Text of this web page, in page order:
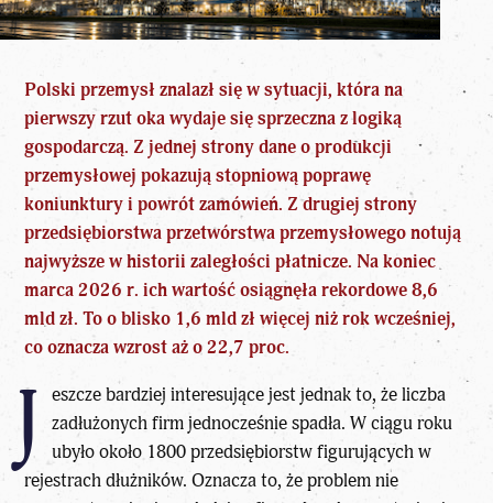
Polski przemysł znalazł się w sytuacji, która na
pierwszy rzut oka wydaje się sprzeczna z logiką
gospodarczą. Z jednej strony dane o produkcji
przemysłowej pokazują stopniową poprawę
koniunktury i powrót zamówień. Z drugiej strony
przedsiębiorstwa przetwórstwa przemysłowego notują
najwyższe w historii zaległości płatnicze. Na koniec
marca 2026 r. ich wartość osiągnęła rekordowe 8,6
mld zł. To o blisko 1,6 mld zł więcej niż rok wcześniej,
co oznacza wzrost aż o 22,7 proc.
J
eszcze bardziej interesujące jest jednak to, że liczba
zadłużonych firm jednocześnie spadła. W ciągu roku
ubyło około 1800 przedsiębiorstw figurujących w
rejestrach dłużników. Oznacza to, że problem nie